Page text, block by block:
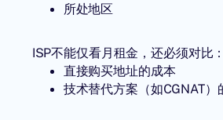
所处地区
ISP不能仅看月租金，还必须对比：
直接购买地址的成本
技术替代方案（如CGNAT）